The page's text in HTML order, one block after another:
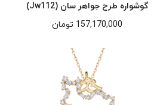
گوشواره طرح جواهر سان (Jw112)
157,170,000 تومان